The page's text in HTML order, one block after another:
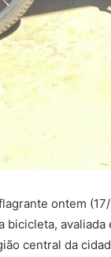
ontem
avaliada
central da